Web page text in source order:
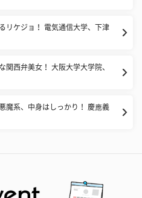
リケジョ！ 電気通信大学、下津
関西弁美女！ 大阪大学大学院、
魔系、中身はしっかり！ 慶應義